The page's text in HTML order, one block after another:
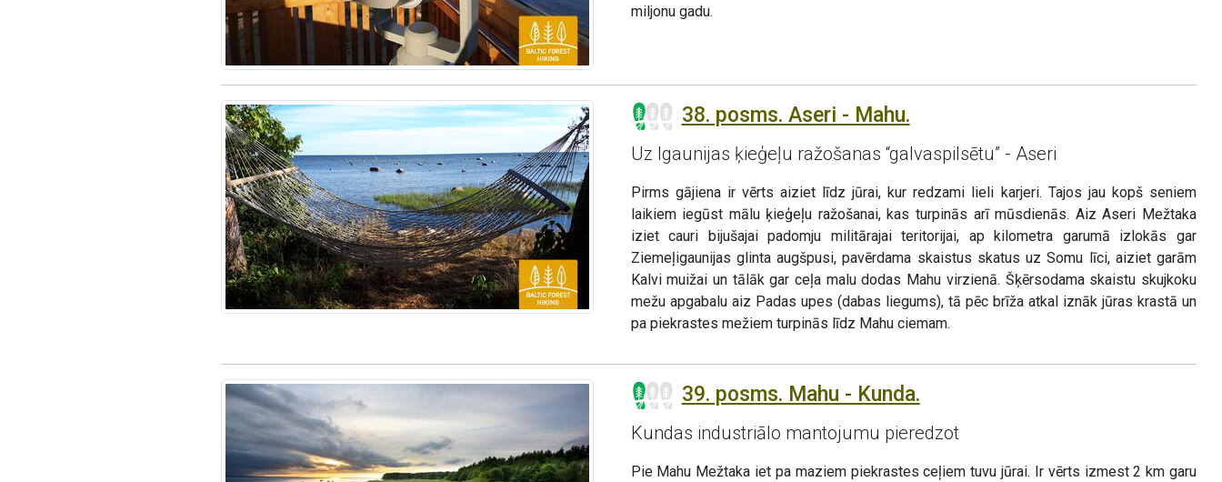
miljonu gadu.
38. posms. Aseri - Mahu.
Uz Igaunijas ķieģeļu ražošanas “galvaspilsētu” - Aseri
Pirms gājiena ir vērts aiziet līdz jūrai, kur redzami lieli karjeri. Tajos jau kopš seniem
laikiem iegūst mālu ķieģeļu ražošanai, kas turpinās arī mūsdienās. Aiz Aseri Mežtaka
iziet cauri bijušajai padomju militārajai teritorijai, ap kilometra garumā izlokās gar
Ziemeļigaunijas glinta augšpusi, pavērdama skaistus skatus uz Somu līci, aiziet garām
Kalvi muižai un tālāk gar ceļa malu dodas Mahu virzienā. Šķērsodama skaistu skujkoku
mežu apgabalu aiz Padas upes (dabas liegums), tā pēc brīža atkal iznāk jūras krastā un
pa piekrastes mežiem turpinās līdz Mahu ciemam.
39. posms. Mahu - Kunda.
Kundas industriālo mantojumu pieredzot
Pie Mahu Mežtaka iet pa maziem piekrastes ceļiem tuvu jūrai. Ir vērts izmest 2 km garu